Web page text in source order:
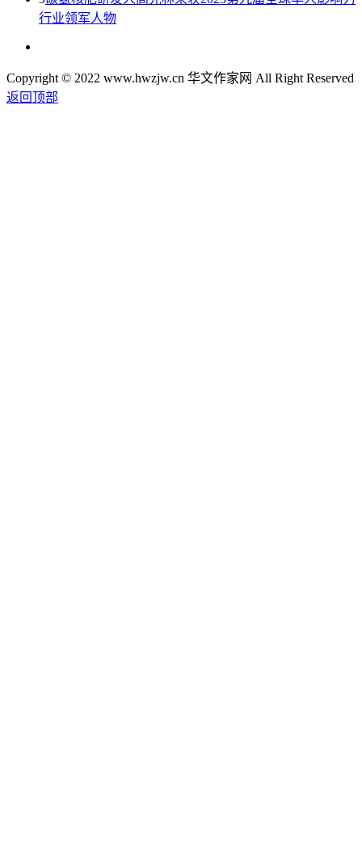
行业领军人物
Copyright © 2022 www.hwzjw.cn 华文作家网 All Right Reserved
返回顶部